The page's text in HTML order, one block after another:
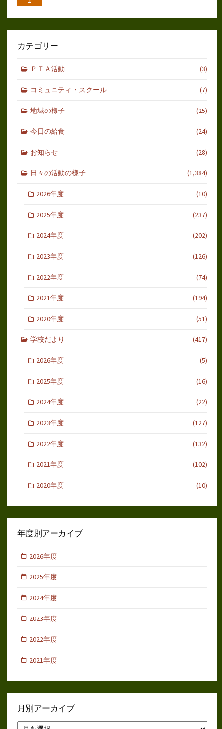
カテゴリー
ＰＴＡ活動 (3)
コミュニティ・スクール (7)
地域の様子 (25)
今日の給食 (24)
お知らせ (28)
日々の活動の様子 (1,384)
2026年度 (10)
2025年度 (237)
2024年度 (202)
2023年度 (126)
2022年度 (74)
2021年度 (194)
2020年度 (51)
学校だより (417)
2026年度 (5)
2025年度 (16)
2024年度 (22)
2023年度 (127)
2022年度 (132)
2021年度 (102)
2020年度 (10)
年度別アーカイブ
2026年度
2025年度
2024年度
2023年度
2022年度
2021年度
月別アーカイブ